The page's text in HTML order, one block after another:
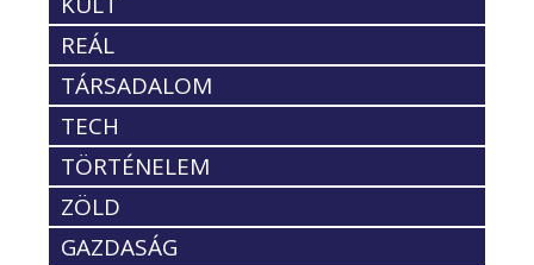
REÁL
TÁRSADALOM
TECH
TÖRTÉNELEM
ZÖLD
GAZDASÁG